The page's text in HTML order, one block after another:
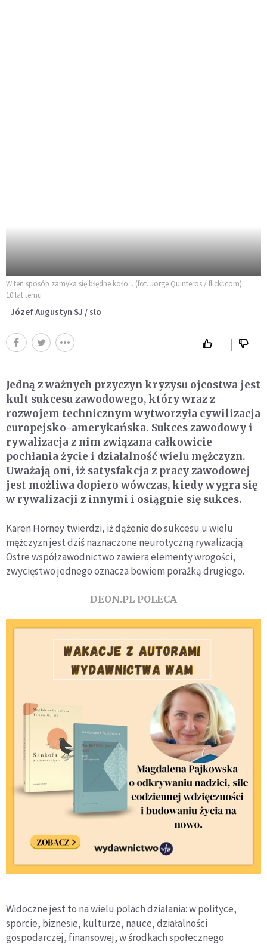
W ten sposób zamyka się błędne koło... (fot. Jorge Quinteros / flickr.com)
10 lat temu
Józef Augustyn SJ / slo
Jedną z ważnych przyczyn kryzysu ojcostwa jest
kult sukcesu zawodowego, który wraz z
rozwojem technicznym wytworzyła cywilizacja
europejsko-amerykańska. Sukces zawodowy i
rywalizacja z nim związana całkowicie
pochłania życie i działalność wielu mężczyzn.
Uważają oni, iż satysfakcja z pracy zawodowej
jest możliwa dopiero wówczas, kiedy wygra się
w rywalizacji z innymi i osiągnie się sukces.
Karen Horney twierdzi, iż dążenie do sukcesu u wielu
mężczyzn jest dziś naznaczone neurotyczną rywalizacją:
Ostre współzawodnictwo zawiera elementy wrogości,
zwycięstwo jednego oznacza bowiem porażką drugiego.
DEON.PL POLECA
Widoczne jest to na wielu polach działania: w polityce,
sporcie, biznesie, kulturze, nauce, działalności
gospodarczej, finansowej, w środkach społecznego